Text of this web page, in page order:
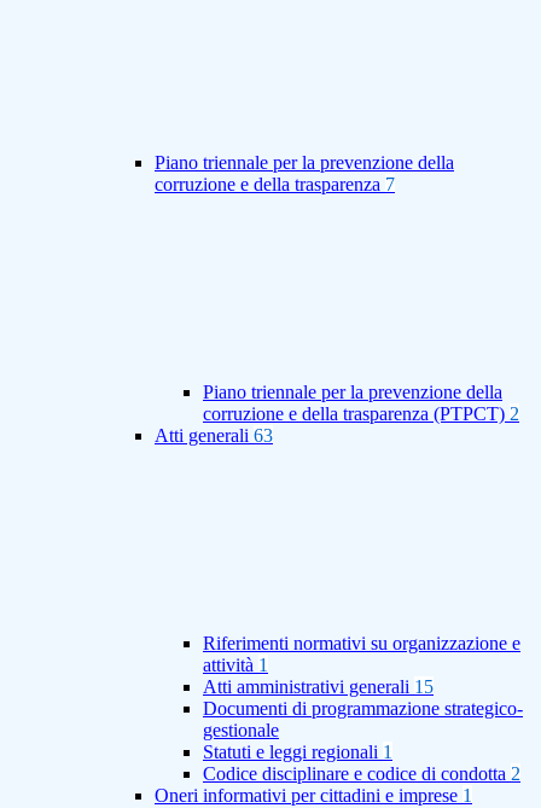
Piano triennale per la prevenzione della
corruzione e della trasparenza 7
Piano triennale per la prevenzione della
corruzione e della trasparenza (PTPCT) 2
Atti generali 63
Riferimenti normativi su organizzazione e
attività 1
Atti amministrativi generali 15
Documenti di programmazione strategico-
gestionale
Statuti e leggi regionali 1
Codice disciplinare e codice di condotta 2
Oneri informativi per cittadini e imprese 1